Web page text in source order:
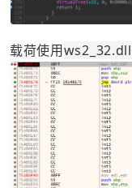
载荷使用ws2_32.dll